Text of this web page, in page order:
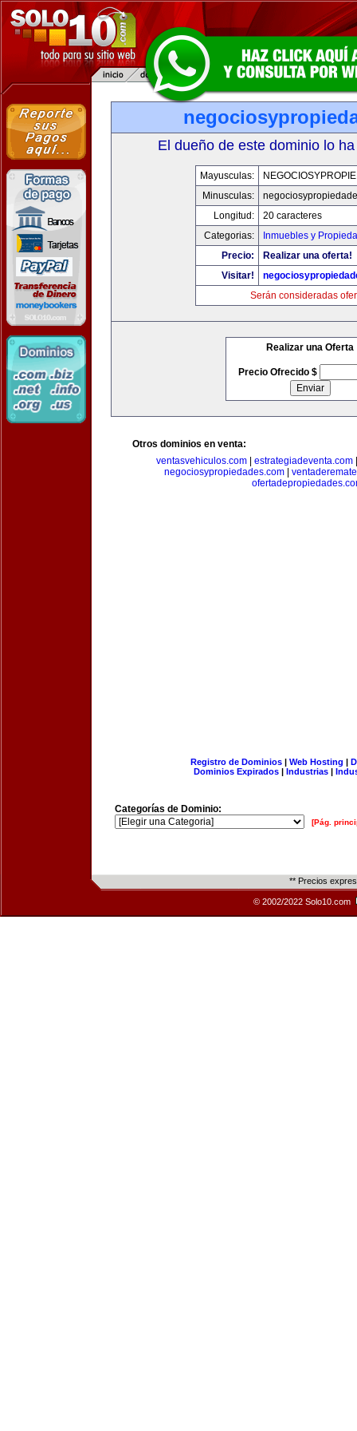
El dueño de este dominio lo
Mayusculas:
Minusculas:
Longitud:
20 caracteres
Categorias:
Inmuebles y
Precio:
Realizar una oferta!
Visitar!
Serán consideradas
Realizar una Oferta
Precio Ofrecido $
Otros dominios en venta:
ventasvehiculos.com
estrategiadeventa.com
negociosypropiedades.com
Registro de Dominios| Web Hosting |
Dominios Expirados | Industrias |
Categorías de Dominio:
[Pág.
** Precios
© 2002/2022 Solo10.com